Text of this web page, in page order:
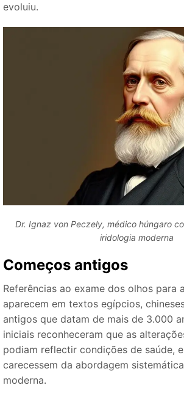
evoluiu.
Dr. Ignaz von Peczely, médico húngaro
iridologia moderna
Começos antigos
Referências ao exame dos olhos para
aparecem em textos egípcios,
antigos que datam de mais de 3.000
iniciais reconheceram que as
podiam reflectir condições de saúde,
carecessem da abordagem
moderna.